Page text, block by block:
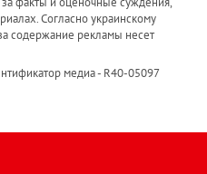
Согласно украинскому
содержание рекламы несет
медиа - R40-05097